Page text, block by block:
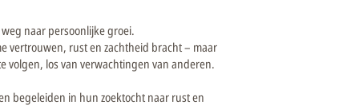
naar persoonlijke groei.
vertrouwen, rust en zachtheid bracht – maar
volgen, los van verwachtingen van anderen.
begeleiden in hun zoektocht naar rust en